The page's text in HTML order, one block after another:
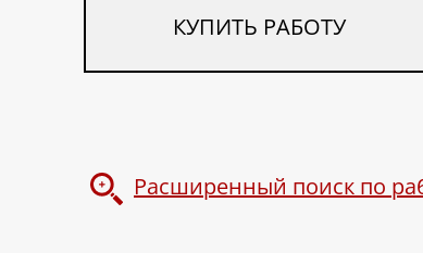
КУПИТЬ РАБОТУ
Расширенный поиск по